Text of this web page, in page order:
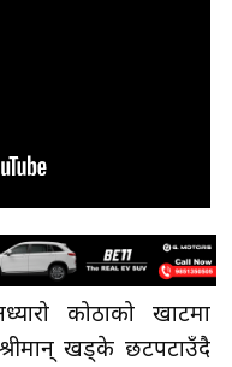
कोठाको खाटमा
खड्के छटपटाउँदै